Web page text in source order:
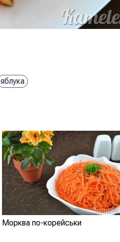
яблука
Морква по-корейськи